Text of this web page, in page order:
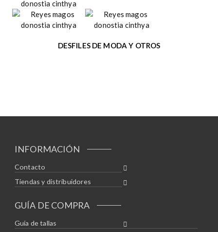
DESFILES DE MODA Y OTROS
INFORMACIÓN
Contacto
Tiendas y distribuidores
GUÍA DE COMPRA
Guía de tallas